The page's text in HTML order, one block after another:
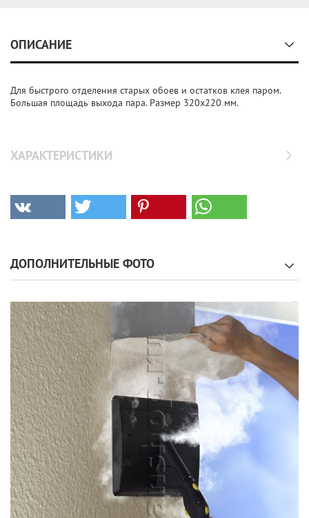
ОПИСАНИЕ
Для быстрого отделения старых обоев и остатков клея паром.
Большая площадь выхода пара. Размер 320х220 мм.
ХАРАКТЕРИСТИКИ
ДОПОЛНИТЕЛЬНЫЕ ФОТО